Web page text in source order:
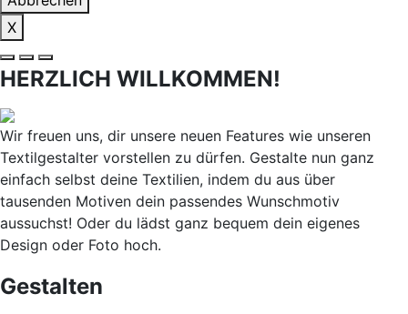
X
HERZLICH WILLKOMMEN!
Wir freuen uns, dir unsere neuen Features wie unseren
Textilgestalter vorstellen zu dürfen. Gestalte nun ganz
einfach selbst deine Textilien, indem du aus über
tausenden Motiven dein passendes Wunschmotiv
aussuchst! Oder du lädst ganz bequem dein eigenes
Design oder Foto hoch.
Gestalten